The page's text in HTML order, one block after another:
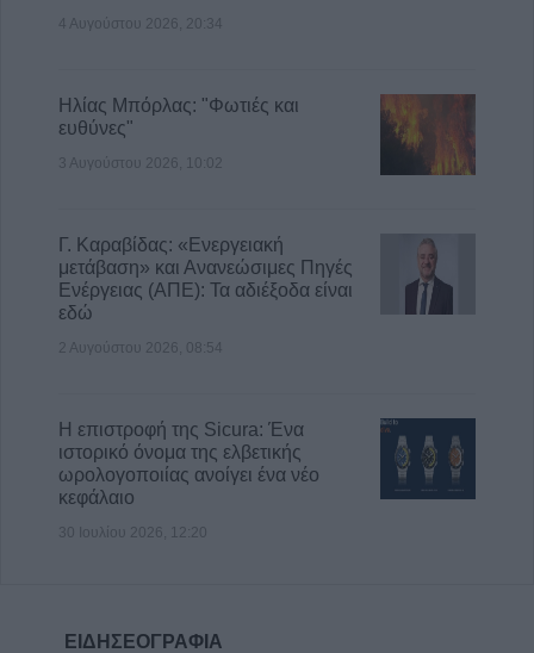
4 Αυγούστου 2026, 20:34
Ηλίας Μπόρλας: "Φωτιές και
ευθύνες"
3 Αυγούστου 2026, 10:02
Γ. Καραβίδας: «Ενεργειακή
μετάβαση» και Ανανεώσιμες Πηγές
Ενέργειας (ΑΠΕ): Τα αδιέξοδα είναι
εδώ
2 Αυγούστου 2026, 08:54
Η επιστροφή της Sicura: Ένα
ιστορικό όνομα της ελβετικής
ωρολογοποιίας ανοίγει ένα νέο
κεφάλαιο
30 Ιουλίου 2026, 12:20
ΕΙΔΗΣΕΟΓΡΑΦΙΑ